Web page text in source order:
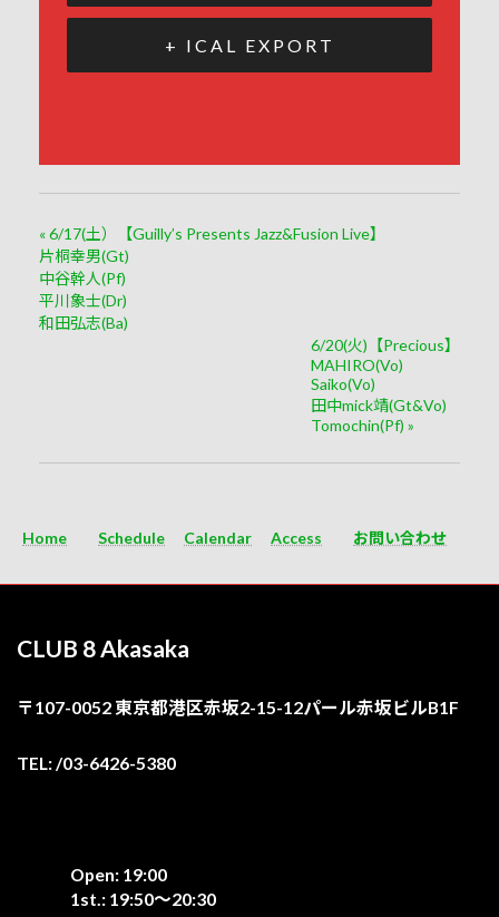
+ ICAL EXPORT
«6/17(土）【Guilly’s Presents Jazz&Fusion Live】
片桐幸男(Gt)
中谷幹人(Pf)
平川象士(Dr)
和田弘志(Ba)
6/20(火)【Precious】
MAHIRO(Vo)
Saiko(Vo)
田中mick靖(Gt&Vo)
Tomochin(Pf) »
Home Schedule Calendar Access お問い合わせ
CLUB 8 Akasaka
〒107-0052 東京都港区赤坂2-15-12パール赤坂ビルB1F
TEL: /03-6426-5380
Open: 19:00
1st.: 19:50〜20:30